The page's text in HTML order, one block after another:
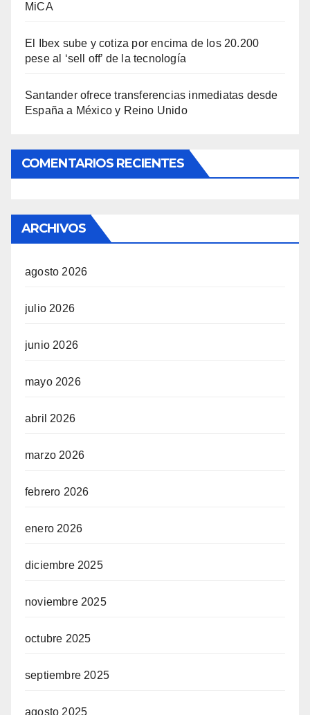
MiCA
El Ibex sube y cotiza por encima de los 20.200
pese al ‘sell off’ de la tecnología
Santander ofrece transferencias inmediatas desde
España a México y Reino Unido
COMENTARIOS RECIENTES
ARCHIVOS
agosto 2026
julio 2026
junio 2026
mayo 2026
abril 2026
marzo 2026
febrero 2026
enero 2026
diciembre 2025
noviembre 2025
octubre 2025
septiembre 2025
agosto 2025